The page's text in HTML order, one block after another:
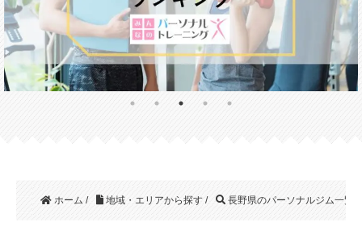
ホーム / 地域・エリアから探す / 長野県のパーソナルジム一覧